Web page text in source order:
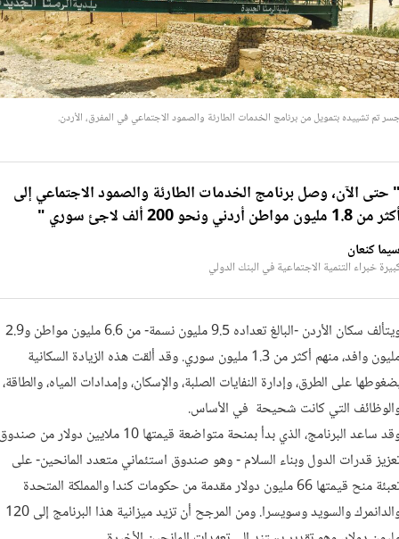
تم تشييده بتمويل من برنامج الخدمات الطارئة والصمود الاجتماعي في المفرق، الأردن.
حتى الآن، وصل برنامج الخدمات الطارئة والصمود الاجتماعي إلى
1.8 مليون مواطن أردني ونحو 200 ألف لاجئ سوري "
كنعان
خبراء التنمية الاجتماعية في البنك الدولي
ويتألف سكان الأردن -البالغ تعداده 9.5 مليون نسمة- من 6.6 مليون مواطن و2.9
مليون وافد، منهم أكثر من 1.3 مليون سوري. وقد ألقت هذه الزيادة السكانية
على الطرق، وإدارة النفايات الصلبة، والإسكان، وإمدادات المياه، والطاقة،
التي كانت شحيحة في الأساس.
وقد ساعد البرنامج، الذي بدأ بمنحة متواضعة قيمتها 10 ملايين دولار من
قدرات الدول وبناء السلام - وهو صندوق استئماني متعدد المانحين- على
تعبئة منح قيمتها 66 مليون دولار مقدمة من حكومات كندا والمملكة المتحدة
والدانمرك والسويد وسويسرا. ومن المرجح أن تزيد ميزانية هذا البرنامج إلى 120